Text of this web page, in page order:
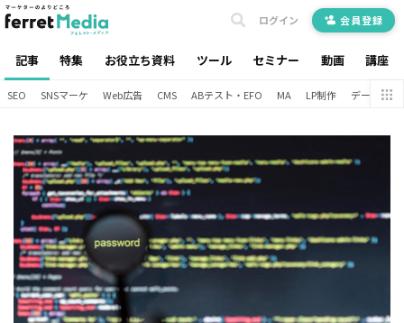
記事 特集 お役立ち資料 ツール セミナー 動画 講座
ログイン 会員登録
SEO SNSマーケ Web広告 CMS ABテスト・EFO MA LP制作 データ分析